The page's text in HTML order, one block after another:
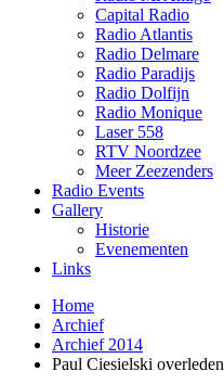
Capital Radio
Radio Atlantis
Radio Delmare
Radio Paradijs
Radio Dolfijn
Radio Monique
Laser 558
RTV Noordzee
Meer Zeezenders
Radio Events
Gallery
Historie
Evenementen
Links
Home
Archief
Archief 2014
Paul Ciesielski overleden